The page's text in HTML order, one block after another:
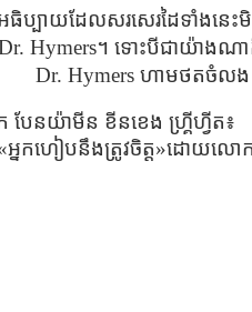
ធិប្បាយដែលសរសេរដៃទាំងនេ
Hymers។ ទោះបីជាយ៉ាង
Dr. Hymers ហាមថតចំលង
ែនយ៉ាមីន ខីនខេង ហ្គ្រីហ្វីត៖
អ្នកហៀបនឹងត្រូវចិត្ដ»ដោយ